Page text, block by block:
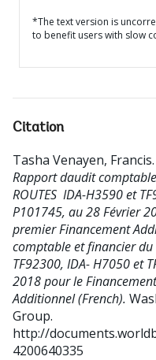
*The text version is
to benefit users with slow
Citation
Tasha Venayen, Francis.
Rapport daudit
ROUTES  IDA-H3590 et
P101745, au 28 Février
premier Financement
comptable et financier du
TF92300, IDA- H7050 et
2018 pour le
Additionnel (French).
Group.
http://
4200640335